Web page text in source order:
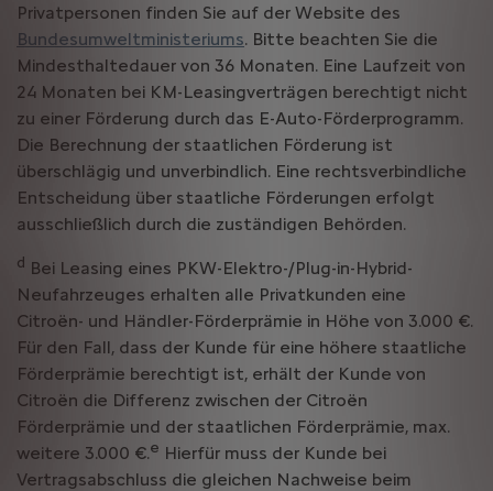
Privatpersonen finden Sie auf der Website des
Bundesumweltministeriums. Bitte beachten Sie die
Mindesthaltedauer von 36 Monaten. Eine Laufzeit von
24 Monaten bei KM-Leasingverträgen berechtigt nicht
zu einer Förderung durch das E-Auto-Förderprogramm.
Die Berechnung der staatlichen Förderung ist
überschlägig und unverbindlich. Eine rechtsverbindliche
Entscheidung über staatliche Förderungen erfolgt
ausschließlich durch die zuständigen Behörden.
d Bei Leasing eines PKW-Elektro-/Plug-in-Hybrid-
Neufahrzeuges erhalten alle Privatkunden eine
Citroën- und Händler-Förderprämie in Höhe von 3.000 €.
Für den Fall, dass der Kunde für eine höhere staatliche
Förderprämie berechtigt ist, erhält der Kunde von
Citroën die Differenz zwischen der Citroën
Förderprämie und der staatlichen Förderprämie, max.
weitere 3.000 €.e Hierfür muss der Kunde bei
Vertragsabschluss die gleichen Nachweise beim